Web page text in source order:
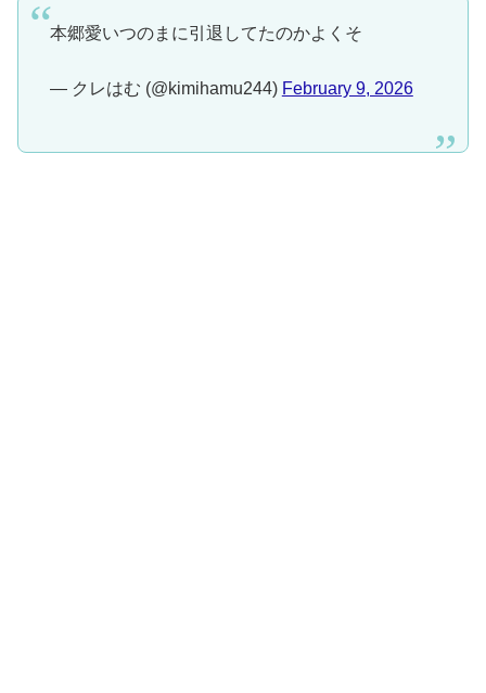
本郷愛いつのまに引退してたのかよくそ
— クレはむ (@kimihamu244) February 9, 2026